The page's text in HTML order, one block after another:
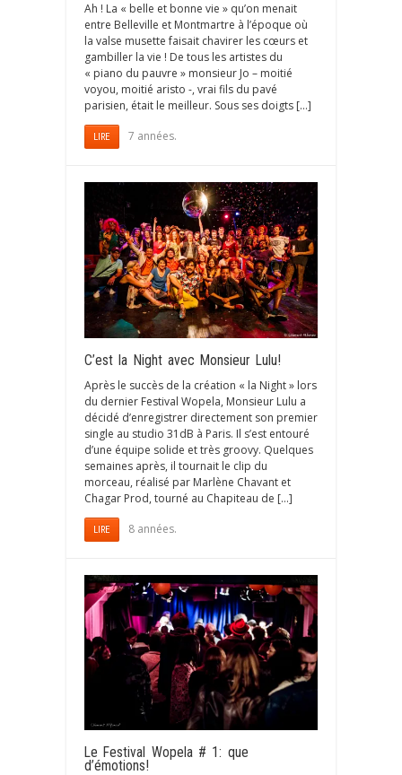
Ah ! La « belle et bonne vie » qu’on menait
entre Belleville et Montmartre à l’époque où
la valse musette faisait chavirer les cœurs et
gambiller la vie ! De tous les artistes du
« piano du pauvre » monsieur Jo – moitié
voyou, moitié aristo -, vrai fils du pavé
parisien, était le meilleur. Sous ses doigts […]
LIRE 7 années.
C’est la Night avec Monsieur Lulu!
Après le succès de la création « la Night » lors
du dernier Festival Wopela, Monsieur Lulu a
décidé d’enregistrer directement son premier
single au studio 31dB à Paris. Il s’est entouré
d’une équipe solide et très groovy. Quelques
semaines après, il tournait le clip du
morceau, réalisé par Marlène Chavant et
Chagar Prod, tourné au Chapiteau de […]
LIRE 8 années.
Le Festival Wopela # 1: que
d’émotions!